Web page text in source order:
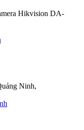
Hikvision DA-
Ninh,